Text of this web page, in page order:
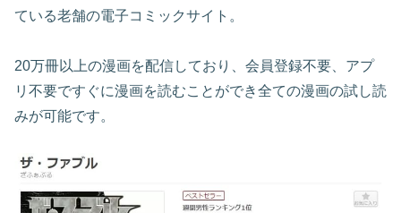
ている老舗の電子コミックサイト。
20万冊以上の漫画を配信しており、会員登録不要、アプ
リ不要ですぐに漫画を読むことができ全ての漫画の試し読
みが可能です。